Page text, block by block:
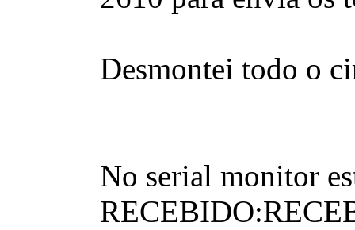
Desmontei todo o
No serial monitor